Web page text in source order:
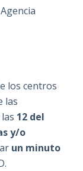
los centros
las
12 del
y/o
un minuto